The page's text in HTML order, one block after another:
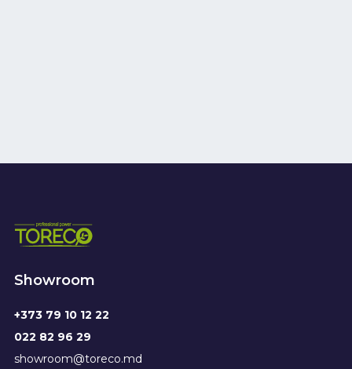
Showroom
+373 79 10 12 22
022 82 96 29
showroom@toreco.md